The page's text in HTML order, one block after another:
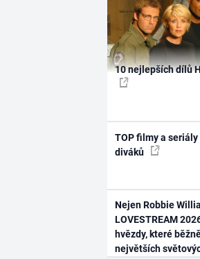
10 nejlepších dílů
TOP filmy a
diváků
Nejen Robbie
LOVESTREAM
hvězdy, které
největších